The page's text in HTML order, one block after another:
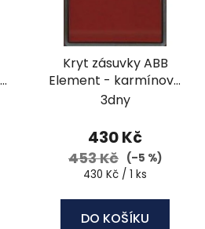
Kryt zásuvky ABB
Element - karmínová
/ ledová šedá
3dny
430 Kč
453 Kč (–5 %)
Měrná
430 Kč / 1 ks
DO KOŠÍKU